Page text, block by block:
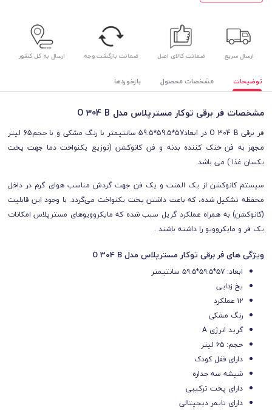
ارسال سریع ضمانت کالای اصل ضمانت بازگشت وجه ارسال به کل کشور
توضیحات مشخصات محصول بازخوردها
مشخصات فر برقی توکار مسترپلاس مدل O 304 B
فر برقی O 304 B در ابعاد57*59.5*59.5 سانتیمتر با رنگ مشکی و با حجم65 لیتر
مجهز به فن خنک کننده بدنه و فن کانوکشن (توزیع یکنواخت دما جهت پخت
یکسان غذا ) می باشد.
سیستم کانوکشن از یک المنت و یک فن جهت گردش مناسب هوای گرم در داخل
محفظه تشکیل شده، که باعث داشتن پخت یکنواخت می‌گردد. با وجود این قابلیت
(کانوکشن) به همراه عملکرد گریل سبب شده‌ که مایکروویو‌های مسترپلاس امکانات
یک فر و مایکروویو را داشته باشند .
ویژگی های فر برقی توکار مسترپلاس مدل O 304 B
ابعاد: ۵۷*۵۹.۵*۵۹.۵ سانتیمتر
یخ زدایی
۱۲ عملکرد
رنگ مشکی
گرید انرژی A
حجم: ۶۵ لیتر
دارای قفل کودک
شیشه سه جداره
دارای پخت ترکیبی
دارای تایمر دیجیتالی